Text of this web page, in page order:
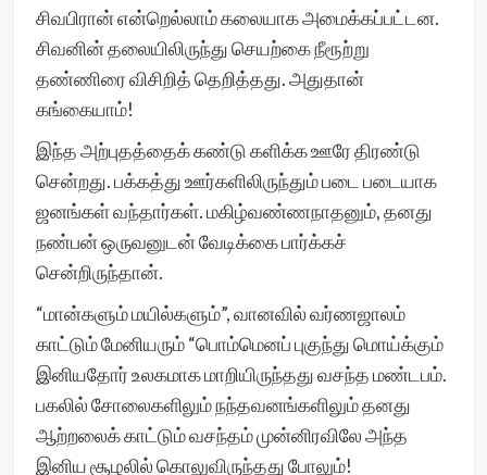
சிவபிரான் என்றெல்லாம் கலையாக அமைக்கப்பட்டன.
சிவனின் தலையிலிருந்து செயற்கை நீரூற்று
தண்ணிரை விசிறித் தெறித்தது. அதுதான்
கங்கையாம்!
இந்த அற்புதத்தைக் கண்டு களிக்க ஊரே திரண்டு
சென்றது. பக்கத்து ஊர்களிலிருந்தும் படை படையாக
ஜனங்கள் வந்தார்கள். மகிழ்வண்ணநாதனும், தனது
நண்பன் ஒருவனுடன் வேடிக்கை பார்க்கச்
சென்றிருந்தான்.
“மான்களும் மயில்களும்”, வானவில் வர்ணஜாலம்
காட்டும் மேனியரும் “பொம்மெனப் புகுந்து மொய்க்கும்
இனியதோர் உலகமாக மாறியிருந்தது வசந்த மண்டபம்.
பகலில் சோலைகளிலும் நந்தவனங்களிலும் தனது
ஆற்றலைக் காட்டும் வசந்தம் முன்னிரவிலே அந்த
இனிய சூழலில் கொலுவிருந்தது போலும்!